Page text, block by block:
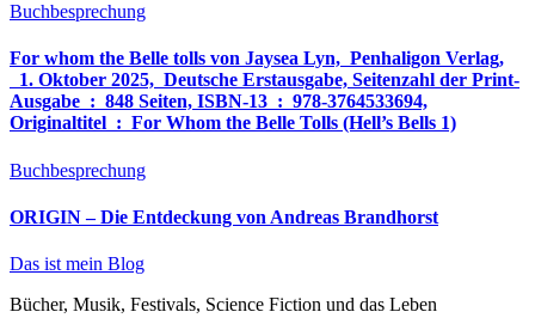
Buchbesprechung
For whom the Belle tolls von Jaysea Lyn, ‎ Penhaligon Verlag,
‎ 1. Oktober 2025, ‎ Deutsche Erstausgabe, Seitenzahl der Print-
Ausgabe ‏ : ‎ 848 Seiten, ISBN-13 ‏ : ‎ 978-3764533694,
Originaltitel ‏ : ‎ For Whom the Belle Tolls (Hell’s Bells 1)
Buchbesprechung
ORIGIN – Die Entdeckung von Andreas Brandhorst
Das ist mein Blog
Bücher, Musik, Festivals, Science Fiction und das Leben